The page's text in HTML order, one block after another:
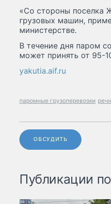
«Со стороны поселка
грузовых машин,
министерстве.
В течение дня паром
может принять от 95-
yakutia.aif.ru
паромные грузоперевозки
ОБСУДИТЬ
Публикации